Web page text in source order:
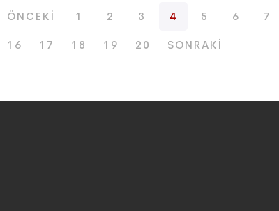
ÖNCEKI 1 2 3 4 5 6 7
16 17 18 19 20 SONRAKI